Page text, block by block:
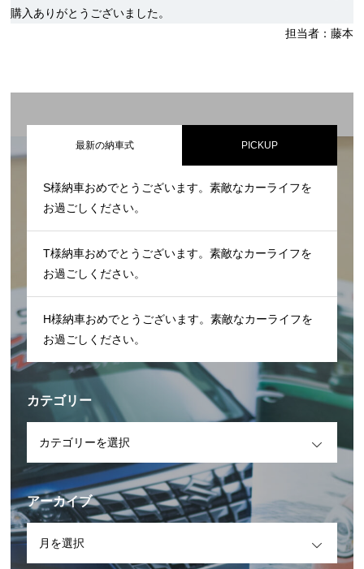
購入ありがとうございました。
担当者：藤本
最新の納車式 PICKUP
S様納車おめでとうございます。素敵なカーライフを
お過ごしください。
T様納車おめでとうございます。素敵なカーライフを
お過ごしください。
H様納車おめでとうございます。素敵なカーライフを
お過ごしください。
カテゴリー
アーカイブ